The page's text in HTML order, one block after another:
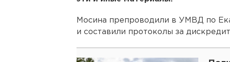
Мосина препроводили в УМВД по
и составили протоколы за